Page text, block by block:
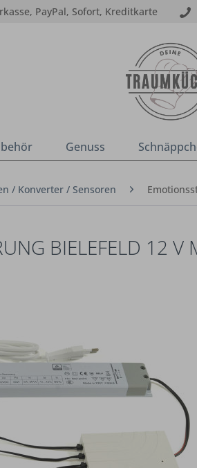
PayPal, Sofort, Kreditkarte
Genuss
/ Konverter / Sensoren
BIELEFELD 12